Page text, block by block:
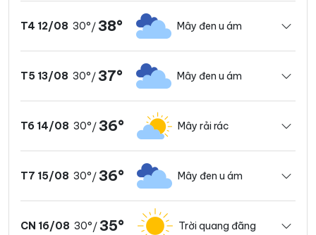
T4 12/08 30°/ 38° Mây đen u ám
T5 13/08 30°/ 37° Mây đen u ám
T6 14/08 30°/ 36° Mây rải rác
T7 15/08 30°/ 36° Mây đen u ám
CN 16/08 30°/ 35° Trời quang đãng